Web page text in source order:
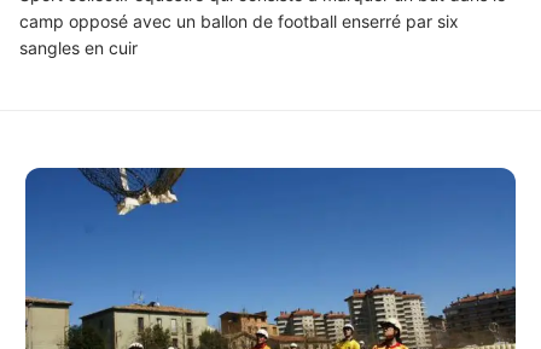
camp opposé avec un ballon de football enserré par six
sangles en cuir